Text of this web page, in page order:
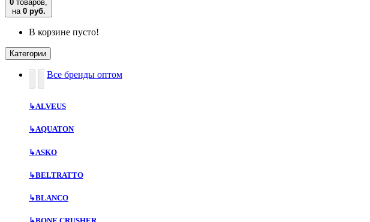
0 товаров,
на 0 руб.
В корзине пусто!
Категории
Все бренды оптом
↳ALVEUS
↳AQUATON
↳ASKO
↳BELTRATTO
↳BLANCO